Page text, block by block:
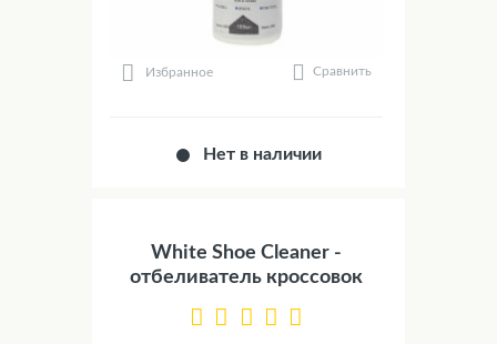
Избранное Сравнить
Нет в наличии
White Shoe Cleaner -
отбеливатель кроссовок